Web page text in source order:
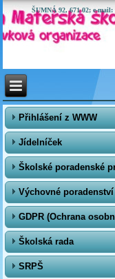
ŠUMNÁ 92, 671 02; e-mail:
Přihlášení z WWW
Jídelníček
Školské poradenské
Výchovné poradenství
GDPR (Ochrana
Školská rada
SRPŠ